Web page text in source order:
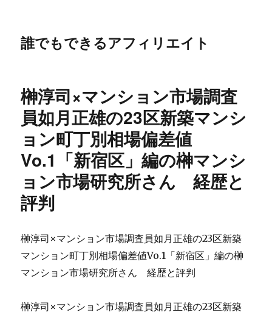
誰でもできるアフィリエイト
榊淳司×マンション市場調査
員如月正雄の23区新築マンシ
ョン町丁別相場偏差値
Vo.1「新宿区」編の榊マンシ
ョン市場研究所さん 経歴と
評判
榊淳司×マンション市場調査員如月正雄の23区新築
マンション町丁別相場偏差値Vo.1「新宿区」編の榊
マンション市場研究所さん 経歴と評判
榊淳司×マンション市場調査員如月正雄の23区新築